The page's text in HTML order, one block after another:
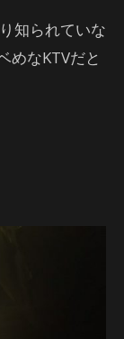
知られていな
めなKTVだと